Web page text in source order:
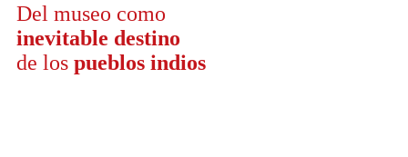
Del museo como
inevitable destino
de los pueblos indios